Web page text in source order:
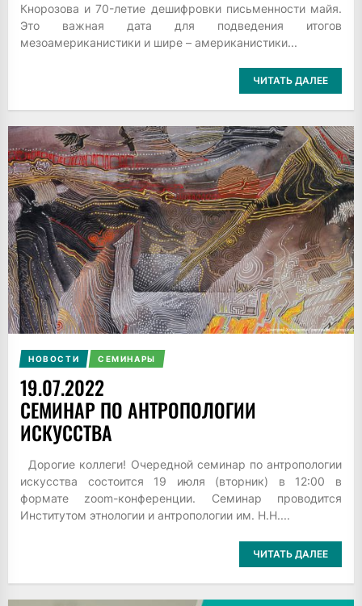
Кнорозова и 70-летие дешифровки письменности майя.
Это важная дата для подведения итогов
мезоамериканистики и шире – американистики...
ЧИТАТЬ ДАЛЕЕ
НОВОСТИ СЕМИНАРЫ
19.07.2022
СЕМИНАР ПО АНТРОПОЛОГИИ
ИСКУССТВА
Дорогие коллеги! Очередной семинар по антропологии
искусства состоится 19 июля (вторник) в 12:00 в
формате zoom-конференции. Семинар проводится
Институтом этнологии и антропологии им. Н.Н....
ЧИТАТЬ ДАЛЕЕ